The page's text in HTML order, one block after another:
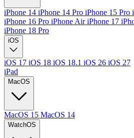
iPhone 14 iPhone 14 Pro iPhone 15 Pro
iPhone 16 Pro iPhone AiriPhone 17
iPhone 18 Pro
iOS
iOS 17 iOS 18 iOS 18.1 iOS 26 iOS 27
iPad
MacOS
MacOS 15 MacOS 14
WatchOS